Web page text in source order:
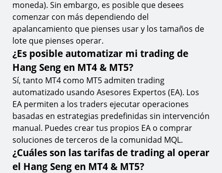
moneda). Sin embargo, es posible que desees
comenzar con más dependiendo del
apalancamiento que pienses usar y los tamaños de
lote que pienses operar.
¿Es posible automatizar mi trading de
Hang Seng en MT4 & MT5?
Sí, tanto MT4 como MT5 admiten trading
automatizado usando Asesores Expertos (EA). Los
EA permiten a los traders ejecutar operaciones
basadas en estrategias predefinidas sin intervención
manual. Puedes crear tus propios EA o comprar
soluciones de terceros de la comunidad MQL.
¿Cuáles son las tarifas de trading al operar
el Hang Seng en MT4 & MT5?